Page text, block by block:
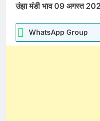
उंझा मंडी भाव 09 अगस्त
WhatsApp Group